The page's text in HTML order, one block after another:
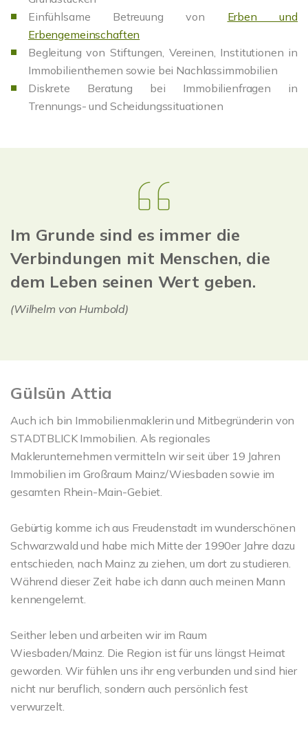
Einfühlsame Betreuung von Erben und
Erbengemeinschaften
Begleitung von Stiftungen, Vereinen, Institutionen in
Immobilienthemen sowie bei Nachlassimmobilien
Diskrete Beratung bei Immobilienfragen in
Trennungs- und Scheidungssituationen
Im Grunde sind es immer die
Verbindungen mit Menschen, die
dem Leben seinen Wert geben.
(Wilhelm von Humbold)
Gülsün Attia
Auch ich bin Immobilienmaklerin und Mitbegründerin von
STADTBLICK Immobilien. Als regionales
Maklerunternehmen vermitteln wir seit über 19 Jahren
Immobilien im Großraum Mainz/Wiesbaden sowie im
gesamten Rhein-Main-Gebiet.
Gebürtig komme ich aus Freudenstadt im wunderschönen
Schwarzwald und habe mich Mitte der 1990er Jahre dazu
entschieden, nach Mainz zu ziehen, um dort zu studieren.
Während dieser Zeit habe ich dann auch meinen Mann
kennengelernt.
Seither leben und arbeiten wir im Raum
Wiesbaden/Mainz. Die Region ist für uns längst Heimat
geworden. Wir fühlen uns ihr eng verbunden und sind hier
nicht nur beruflich, sondern auch persönlich fest
verwurzelt.